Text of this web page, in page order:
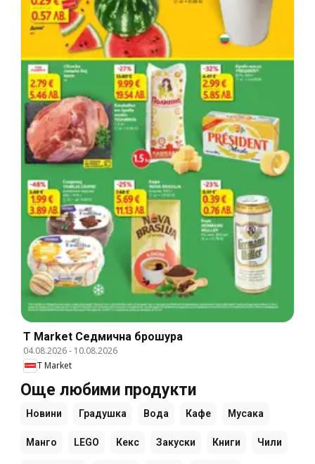
T Market Cедмична брошура
04.08.2026- 10.08.2026
T Market
Още любими продукти
Новини Градушка Вода Кафе Мусака
Манго LEGO Кекс Закуски Книги Чили